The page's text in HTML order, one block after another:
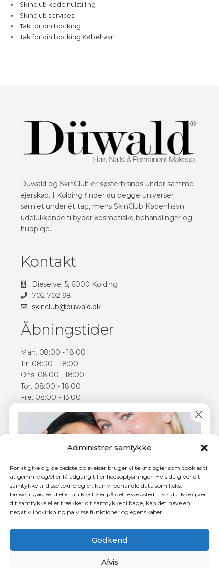
Administrer samtykke
For at give dig de bedste oplevelser bruger vi teknologier som cookies til
at gemme og/eller få adgang til enhedsoplysninger. Hvis du giver dit
samtykke til disse teknologier, kan vi behandle data som f.eks.
browsingadfærd eller unikke ID'er på dette websted. Hvis du ikke giver
dit samtykke eller trækker dit samtykke tilbage, kan det have en
negativ indvirkning på visse funktioner og egenskaber.
Godkend
Afvis
Skinclub kode nulstilling
Skinclub services
Tak for din booking
Tak for din booking Købehavn
Düwald og SkinClub er søsterbrands under samme
ejerskab. I Kolding finder du begge universer
samlet under ét tag, mens SkinClub København
udelukkende tilbyder kosmetiske behandlinger og
hudpleje.
Kontakt
Dieselvej 5, 6000 Kolding
702 702 98
skinclub@duwald.dk
Åbningstider
Man. 08:00 - 18:00
Tir. 08:00 - 18:00
Ons. 08:00 - 18:00
Tor. 08:00 - 18:00
Fre. 08:00 - 13:00
Åbningstiderne kan varierer
Følg os
Facebook
Instagram